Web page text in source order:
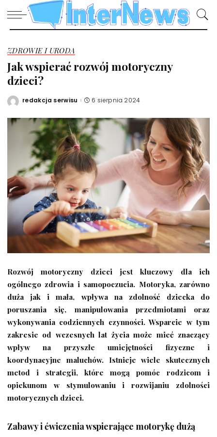
ZDROWIE I URODA
Jak wspierać rozwój motoryczny
dzieci?
Posted
redakcja serwisu 6 sierpnia 2024
Rozwój motoryczny dzieci jest kluczowy dla ich
ogólnego zdrowia i samopoczucia. Motoryka, zarówno
duża jak i mała, wpływa na zdolność dziecka do
poruszania się, manipulowania przedmiotami oraz
wykonywania codziennych czynności. Wsparcie w tym
zakresie od wczesnych lat życia może mieć znaczący
wpływ na przyszłe umiejętności fizyczne i
koordynacyjne maluchów. Istnieje wiele skutecznych
metod i strategii, które mogą pomóc rodzicom i
opiekunom w stymulowaniu i rozwijaniu zdolności
motorycznych dzieci.
Zabawy i ćwiczenia wspierające motorykę dużą